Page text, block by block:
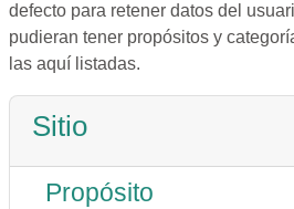
defecto para retener datos del
pudieran tener propósitos y
las aquí listadas.
Sitio
Propósito